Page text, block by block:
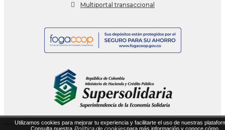
Multiportal transaccional
Utilizamos cookies para mejorar tu experiencia y facilitarte el uso de nuestras
Consulta nuestra Política de cookiespara más información y conoce cómo